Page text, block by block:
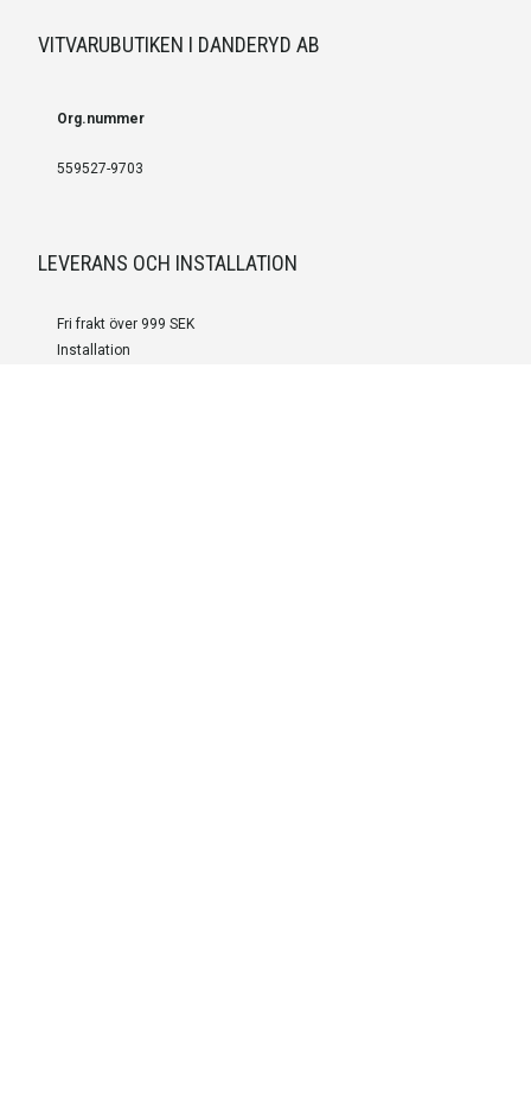
VITVARUBUTIKEN I DANDERYD AB
Org.nummer
559527-9703
LEVERANS OCH INSTALLATION
Fri frakt över 999 SEK
Installation